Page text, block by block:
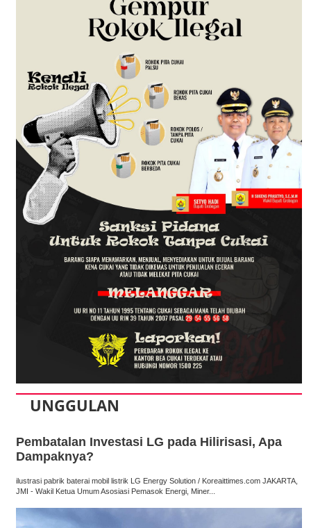
UNGGULAN
Pembatalan Investasi LG pada Hilirisasi, Apa
Dampaknya?
ilustrasi pabrik baterai mobil listrik LG Energy Solution / Koreaittimes.com JAKARTA,
JMI - Wakil Ketua Umum Asosiasi Pemasok Energi, Miner...